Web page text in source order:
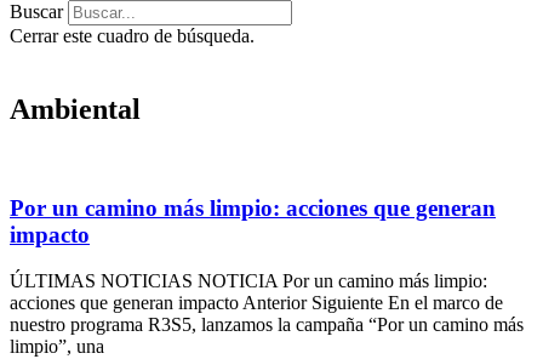
Buscar
Cerrar este cuadro de búsqueda.
Ambiental
Por un camino más limpio: acciones que generan
impacto
ÚLTIMAS NOTICIAS NOTICIA Por un camino más limpio:
acciones que generan impacto Anterior Siguiente En el marco de
nuestro programa R3S5, lanzamos la campaña “Por un camino más
limpio”, una